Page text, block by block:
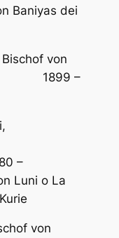
dei
von
–
–
o La
von